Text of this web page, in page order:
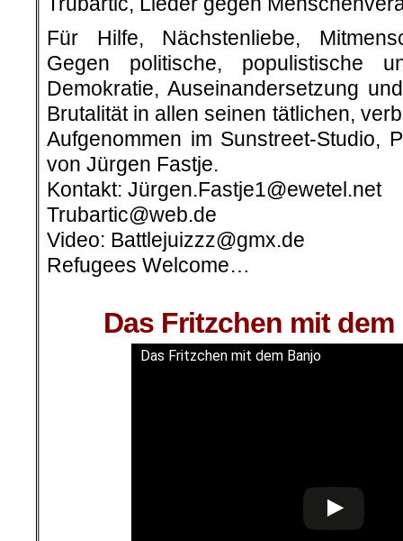
Für Hilfe, Nächstenliebe,
Gegen politische, populistische
Demokratie, Auseinandersetzung
Brutalität in allen seinen tätlichen,
Aufgenommen im Sunstreet-Studio,
von Jürgen Fastje.
Kontakt: Jürgen.Fastje1@ewetel.net
Trubartic@web.de
Video: Battlejuizzz@gmx.de
Refugees Welcome…
Das Fritzchen mit dem
Das Fritzchen mit dem Banjo